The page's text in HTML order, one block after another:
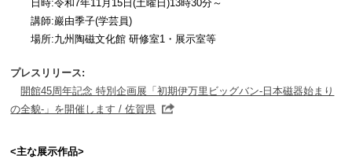
日時:令和7年11月15日(土曜日)13時30分～
講師:巖由季子(学芸員)
場所:九州陶磁文化館 研修室1・展示室等
プレスリリース:
開館45周年記念 特別企画展「初期伊万里ビッグバン-日本磁器始まり
の全貌-」を開催します / 佐賀県
<主な展示作品>